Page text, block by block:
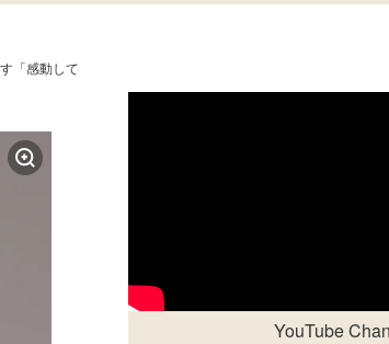
「感動して
YouTube